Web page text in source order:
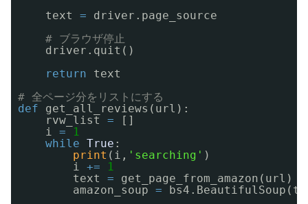
text =
driver.page_source
# ブラウザ停止
driver.quit()
return
text
# 全ページ分をリストにする
def
get_all_reviews(url):
rvw_list =
[]
i =
1
while True :
print (i, 'searching' )
i +=
1
text =
get_page_from_amazon(url)
amazon_soup =